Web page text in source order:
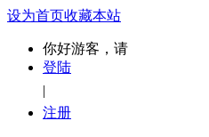
设为首页收藏本站
你好游客，请
登陆
|
注册